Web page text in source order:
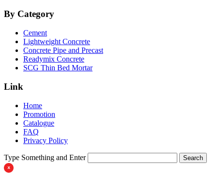
By Category
Cement
Lightweight Concrete
Concrete Pipe and Precast
Readymix Concrete
SCG Thin Bed Mortar
Link
Home
Promotion
Catalogue
FAQ
Privacy Policy
Type Something and Enter Search